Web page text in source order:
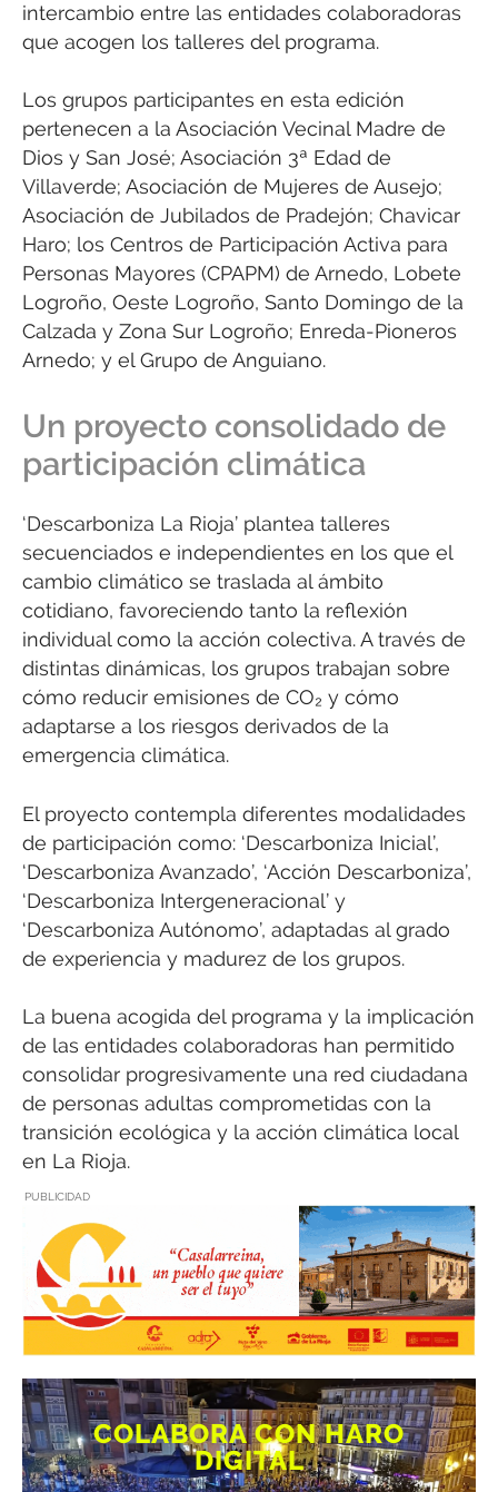
intercambio entre las entidades colaboradoras
que acogen los talleres del programa.
Los grupos participantes en esta edición
pertenecen a la Asociación Vecinal Madre de
Dios y San José; Asociación 3ª Edad de
Villaverde; Asociación de Mujeres de Ausejo;
Asociación de Jubilados de Pradejón; Chavicar
Haro; los Centros de Participación Activa para
Personas Mayores (CPAPM) de Arnedo, Lobete
Logroño, Oeste Logroño, Santo Domingo de la
Calzada y Zona Sur Logroño; Enreda-Pioneros
Arnedo; y el Grupo de Anguiano.
Un proyecto consolidado de
participación climática
‘Descarboniza La Rioja’ plantea talleres
secuenciados e independientes en los que el
cambio climático se traslada al ámbito
cotidiano, favoreciendo tanto la reflexión
individual como la acción colectiva. A través de
distintas dinámicas, los grupos trabajan sobre
cómo reducir emisiones de CO₂ y cómo
adaptarse a los riesgos derivados de la
emergencia climática.
El proyecto contempla diferentes modalidades
de participación como: ‘Descarboniza Inicial’,
‘Descarboniza Avanzado’, ‘Acción Descarboniza’,
‘Descarboniza Intergeneracional’ y
‘Descarboniza Autónomo’, adaptadas al grado
de experiencia y madurez de los grupos.
La buena acogida del programa y la implicación
de las entidades colaboradoras han permitido
consolidar progresivamente una red ciudadana
de personas adultas comprometidas con la
transición ecológica y la acción climática local
en La Rioja.
PUBLICIDAD
COLABORA CON HARO
DIGITAL